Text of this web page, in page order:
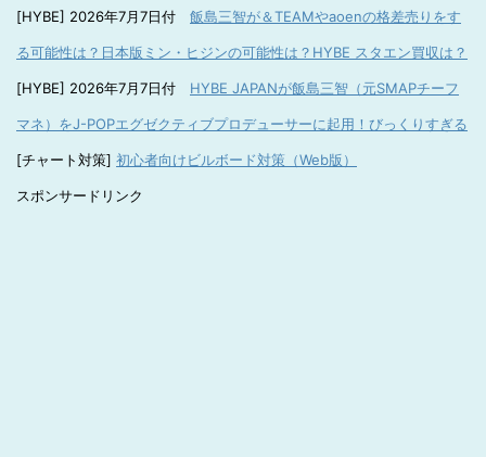
[HYBE] 2026年7月7日付 飯島三智が＆TEAMやaoenの格差売りをす
る可能性は？日本版ミン・ヒジンの可能性は？HYBE スタエン買収は？
[HYBE] 2026年7月7日付 HYBE JAPANが飯島三智（元SMAPチーフ
マネ）をJ-POPエグゼクティブプロデューサーに起用！びっくりすぎる
[チャート対策] 初心者向けビルボード対策（Web版）
スポンサードリンク